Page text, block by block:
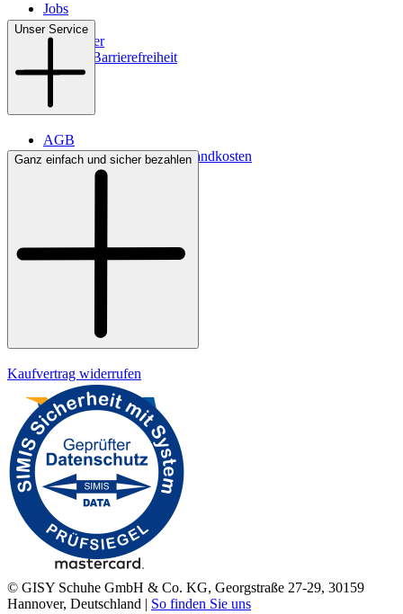
Jobs
Filialen
Newsletter
Digitale Barrierefreiheit
Unser Service
AGB
Lieferbedingungen & Versandkosten
Bezahlung
Ganz einfach und sicher bezahlen
Kaufvertrag widerrufen
© GISY Schuhe GmbH & Co. KG, Georgstraße 27-29, 30159
Hannover, Deutschland | So finden Sie uns